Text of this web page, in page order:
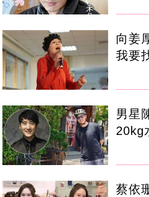
向姜
我要
男星
20kg
蔡依